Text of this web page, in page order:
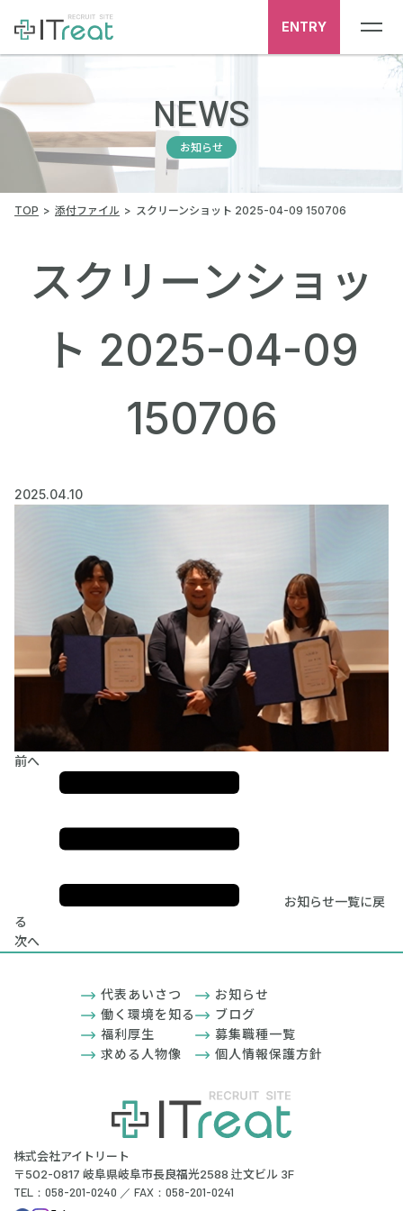
ENTRY
NEWS
お知らせ
TOP 添付ファイル スクリーンショット 2025-04-09 150706
スクリーンショッ
ト 2025-04-09
150706
2025.04.10
前へ
お知らせ一覧に戻
る
次へ
株式会社アイトリート
〒502-0817 岐阜県岐阜市長良福光2588 辻文ビル 3F
TEL：058-201-0240 ／ FAX：058-201-0241
代表あいさつ
働く環境を知る
福利厚生
求める人物像
お知らせ
ブログ
募集職種一覧
個人情報保護方針